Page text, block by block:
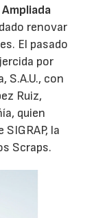
renovar
El pasado
por
S.A.U., con
Ruiz,
quien
la
Scraps.